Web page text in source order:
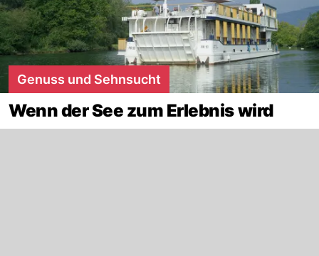
Genuss und Sehnsucht
Wenn der See zum Erlebnis wird